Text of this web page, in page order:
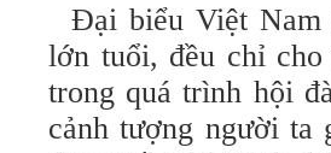
Đại biểu Việt Nam
lớn tuổi, đều chỉ
trong quá trình hội
cảnh tượng người ta